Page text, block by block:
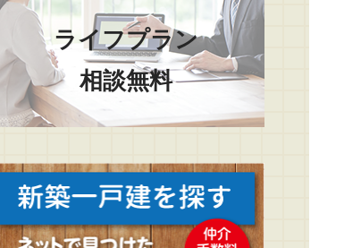
ライフプラン
相談無料